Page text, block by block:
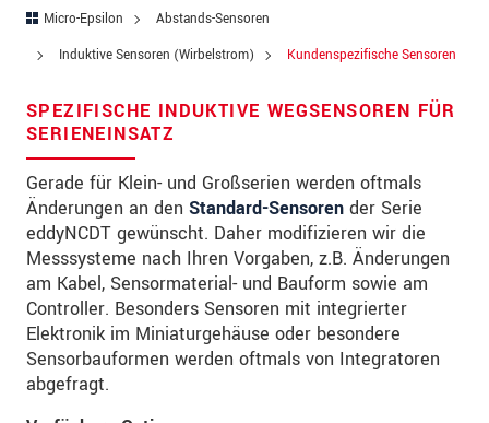
Micro-Epsilon
Abstands-Sensoren
Induktive Sensoren (Wirbelstrom)
Kundenspezifische Sensoren
SPEZIFISCHE INDUKTIVE WEGSENSOREN FÜR
SERIENEINSATZ
Gerade für Klein- und Großserien werden oftmals
Änderungen an den Standard-Sensoren der Serie
eddyNCDT gewünscht. Daher modifizieren wir die
Messsysteme nach Ihren Vorgaben, z.B. Änderungen
am Kabel, Sensormaterial- und Bauform sowie am
Controller. Besonders Sensoren mit integrierter
Elektronik im Miniaturgehäuse oder besondere
Sensorbauformen werden oftmals von Integratoren
abgefragt.
PLZ
Land*
Telefon
Email *
Nachricht*
Bitte halten Sie mich per Mail über
Produktinnovationen auf dem Laufenden